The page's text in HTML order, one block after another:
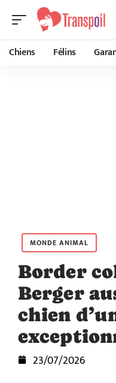
Chiens Félins
MONDE ANIMAL
Border
Berger
chien
23/07/2026